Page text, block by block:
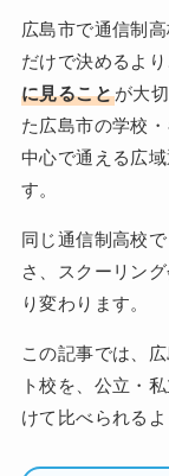
広島市で通信制
だけで決めるより
に見ることが大
た広島市の学校
中心で通える広
す。
同じ通信制高校
さ、スクーリン
り変わります。
この記事では、
ト校を、公立・
けて比べられるよ